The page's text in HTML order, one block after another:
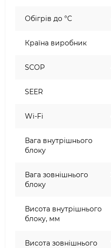
Обігрів до °C
Країна виробник
SCOP
SEER
Wi-Fi
Вага внутрішнього
блоку
Вага зовнішнього
блоку
Висота внутрішнього
блоку, мм
Висота зовнішнього